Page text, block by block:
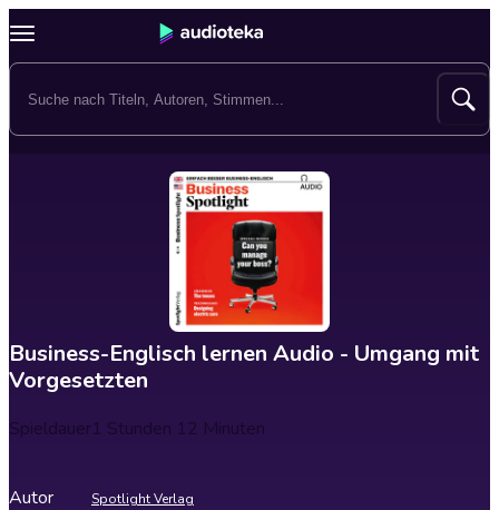
Business-Englisch lernen Audio - Umgang mit
Vorgesetzten
Spieldauer1 Stunden 12 Minuten
Autor Spotlight Verlag